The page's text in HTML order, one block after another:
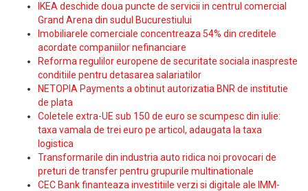
IKEA deschide doua puncte de servicii in centrul comercial
Grand Arena din sudul Bucurestiului
Imobiliarele comerciale concentreaza 54% din creditele
acordate companiilor nefinanciare
Reforma regulilor europene de securitate sociala inaspreste
conditiile pentru detasarea salariatilor
NETOPIA Payments a obtinut autorizatia BNR de institutie
de plata
Coletele extra-UE sub 150 de euro se scumpesc din iulie:
taxa vamala de trei euro pe articol, adaugata la taxa
logistica
Transformarile din industria auto ridica noi provocari de
preturi de transfer pentru grupurile multinationale
CEC Bank finanteaza investitiile verzi si digitale ale IMM-